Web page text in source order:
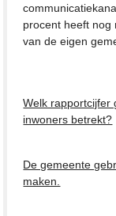
procent heeft nog
van de eigen
Welk rapportcijfer
inwoners betrekt?
De gemeente
maken.